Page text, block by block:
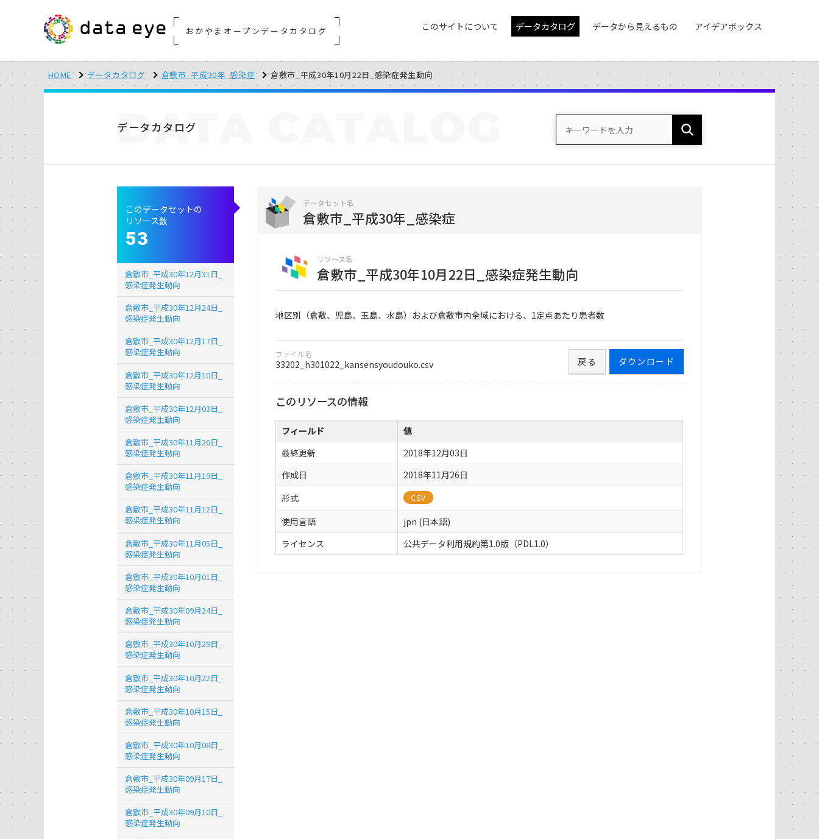
おかやまオープンデータカタログ このサイトについて データカタログ データから見えるもの アイデアボックス
HOME データカタログ 倉敷市_平成30年_感染症 倉敷市_平成30年10月22日_感染症発生動向
データカタログ
DATA
データセット名
倉敷市_平成30年_感染症
リソース名
倉敷市_平成30年10月22日_感染症発生動向
地区別（倉敷、児島、玉島、水島）および倉敷市内全域における、1定点あたり患者数
ファイル名
33202_h301022_kansensyoudouko.csv ダウンロード
戻る
このリソースの情報
フィールド
値
最終更新
2018年12月03日
作成日
2018年11月26日
形式
CSV
使用言語
jpn (日本語)
ライセンス
公共データ利用規約第1.0版（PDL1.0）
このデータセットの
リソース数
53
倉敷市_平成30年12月31日_
感染症発生動向
倉敷市_平成30年12月24日_
感染症発生動向
倉敷市_平成30年12月17日_
感染症発生動向
倉敷市_平成30年12月10日_
感染症発生動向
倉敷市_平成30年12月03日_
感染症発生動向
倉敷市_平成30年11月26日_
感染症発生動向
倉敷市_平成30年11月19日_
感染症発生動向
倉敷市_平成30年11月12日_
感染症発生動向
倉敷市_平成30年11月05日_
感染症発生動向
倉敷市_平成30年10月01日_
感染症発生動向
倉敷市_平成30年09月24日_
感染症発生動向
倉敷市_平成30年10月29日_
感染症発生動向
倉敷市_平成30年10月22日_
感染症発生動向
倉敷市_平成30年10月15日_
感染症発生動向
倉敷市_平成30年10月08日_
感染症発生動向
倉敷市_平成30年09月17日_
感染症発生動向
倉敷市_平成30年09月10日_
感染症発生動向